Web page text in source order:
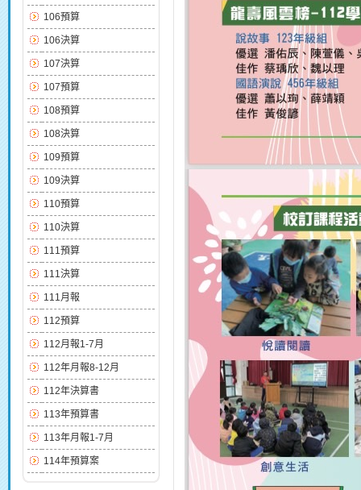
106預算
106決算
107決算
107預算
108預算
108決算
109預算
109決算
110預算
110決算
111預算
111決算
111月報
112預算
112月報1-7月
112年月報8-12月
112年決算書
113年預算書
113年月報1-7月
114年預算案